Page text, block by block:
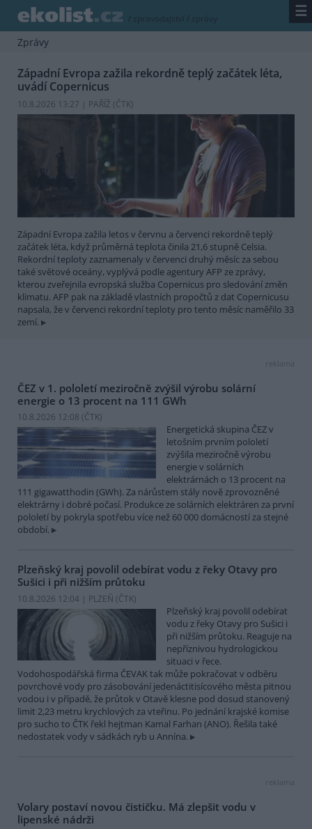
/ zpravodajství / zprávy ☰
Zprávy
Západní Evropa zažila rekordně teplý začátek léta,
uvádí Copernicus
10.8.2026 13:27 | PAŘÍŽ (ČTK)
Západní Evropa zažila letos v červnu a červenci rekordně teplý
začátek léta, když průměrná teplota činila 21,6 stupně Celsia.
Rekordní teploty zaznamenaly v červenci druhý měsíc za sebou
také světové oceány, vyplývá podle agentury AFP ze zprávy,
kterou zveřejnila evropská služba Copernicus pro sledování změn
klimatu. AFP pak na základě vlastních propočtů z dat Copernicusu
napsala, že v červenci rekordní teploty pro tento měsíc naměřilo 33
zemí.
reklama
ČEZ v 1. pololetí meziročně zvýšil výrobu solární
energie o 13 procent na 111 GWh
10.8.2026 12:08 (ČTK)
Energetická skupina ČEZ v
letošním prvním pololetí
zvýšila meziročně výrobu
energie v solárních
elektrárnách o 13 procent na
111 gigawatthodin (GWh). Za nárůstem stály nově zprovozněné
elektrárny i dobré počasí. Produkce ze solárních elektráren za první
pololetí by pokryla spotřebu více než 60 000 domácností za stejné
období.
Plzeňský kraj povolil odebírat vodu z řeky Otavy pro
Sušici i při nižším průtoku
10.8.2026 12:04 | PLZEŇ (ČTK)
Plzeňský kraj povolil odebírat
vodu z řeky Otavy pro Sušici i
při nižším průtoku. Reaguje na
nepříznivou hydrologickou
situaci v řece.
Vodohospodářská firma ČEVAK tak může pokračovat v odběru
povrchové vody pro zásobování jedenáctitisícového města pitnou
vodou i v případě, že průtok v Otavě klesne pod dosud stanovený
limit 2,23 metru krychlových za vteřinu. Po jednání krajské komise
pro sucho to ČTK řekl hejtman Kamal Farhan (ANO). Řešila také
nedostatek vody v sádkách ryb u Annína.
reklama
Volary postaví novou čističku. Má zlepšit vodu v
lipenské nádrži